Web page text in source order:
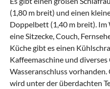
(1,80 m breit) und einen
Doppelbett (1,40 m breit).
eine Sitzecke, Couch,
Küche gibt es einen
Kaffeemaschine und
Wasseranschluss
wird unter der überdachten